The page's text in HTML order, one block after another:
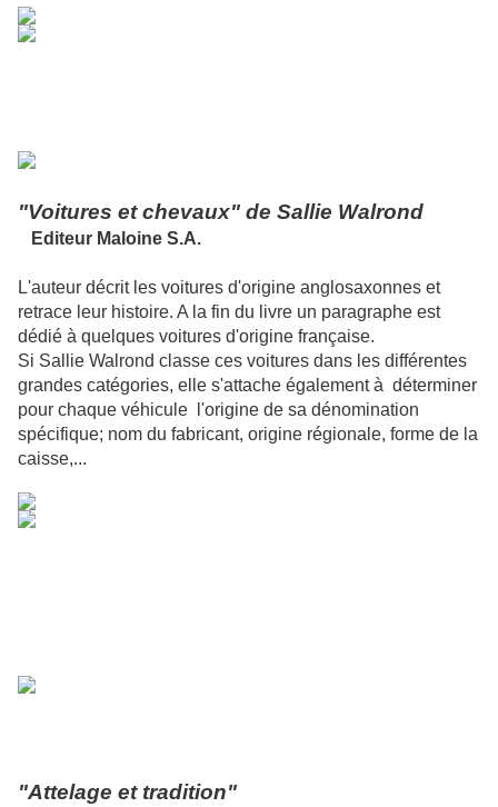
"Voitures et chevaux" de Sallie Walrond
Editeur Maloine S.A.
L'auteur décrit les voitures d'origine anglosaxonnes et
retrace leur histoire. A la fin du livre un paragraphe est
dédié à quelques voitures d'origine française.
Si Sallie Walrond classe ces voitures dans les différentes
grandes catégories, elle s'attache également à déterminer
pour chaque véhicule l'origine de sa dénomination
spécifique; nom du fabricant, origine régionale, forme de la
caisse,...
"Attelage et tradition"